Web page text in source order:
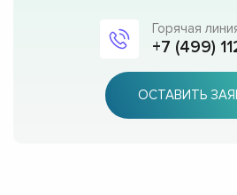
Горячая
+7 (499)
ОСТАВИТЬ